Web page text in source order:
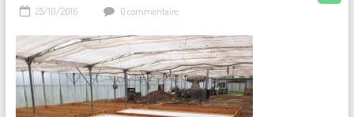
25/10/2016 0 commentaire